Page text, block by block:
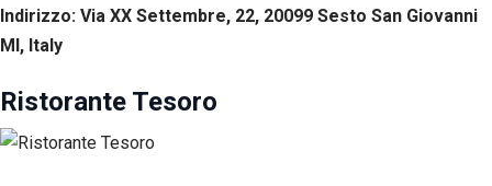
Indirizzo: Via XX Settembre, 22, 20099 Sesto San Giovanni
MI, Italy
Ristorante Tesoro
Condividendo i
tuo
mentre visiti il
nostro sito,
aumenti le